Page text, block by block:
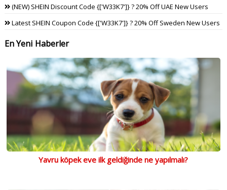
(NEW) SHEIN Discount Code {['W33K7']} ? 20% Off UAE New Users
Latest SHEIN Coupon Code {['W33K7']} ? 20% Off Sweden New Users
En Yeni Haberler
Yavru köpek eve ilk geldiğinde ne yapılmalı?